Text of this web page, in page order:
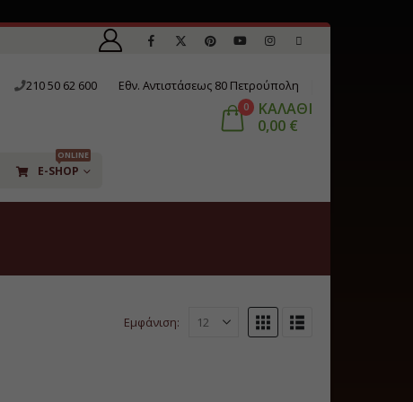
210 50 62 600 Εθν. Αντιστάσεως 80 Πετρούπολη
0
ΚΑΛΑΘΙ
0,00 €
E-SHOP
ONLINE
Εμφάνιση: